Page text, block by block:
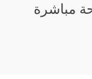
مباشرة